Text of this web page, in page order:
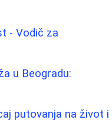
- Vodič za
u Beogradu:
putovanja na život i